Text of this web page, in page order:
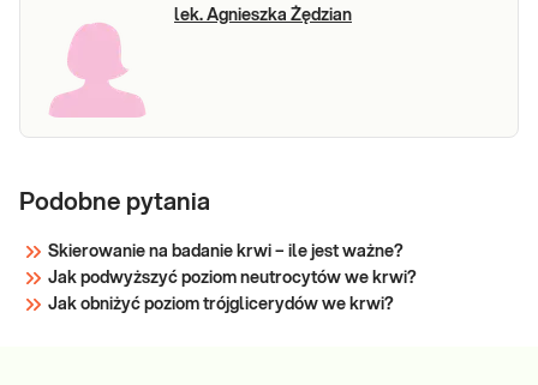
lek. Agnieszka Żędzian
Podobne pytania
Skierowanie na badanie krwi – ile jest ważne?
Jak podwyższyć poziom neutrocytów we krwi?
Jak obniżyć poziom trójglicerydów we krwi?